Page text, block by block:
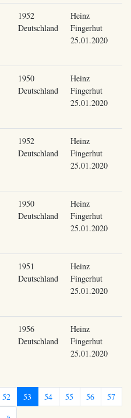
1952
Deutschland
Heinz
Fingerhut
25.01.2020
1950
Deutschland
Heinz
Fingerhut
25.01.2020
1952
Deutschland
Heinz
Fingerhut
25.01.2020
1950
Deutschland
Heinz
Fingerhut
25.01.2020
1951
Deutschland
Heinz
Fingerhut
25.01.2020
1956
Deutschland
Heinz
Fingerhut
25.01.2020
52 53 54 55 56
57
»